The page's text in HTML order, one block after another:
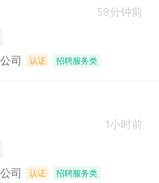
59分钟前
司 认证 招聘服务类
1小时前
司 认证 招聘服务类